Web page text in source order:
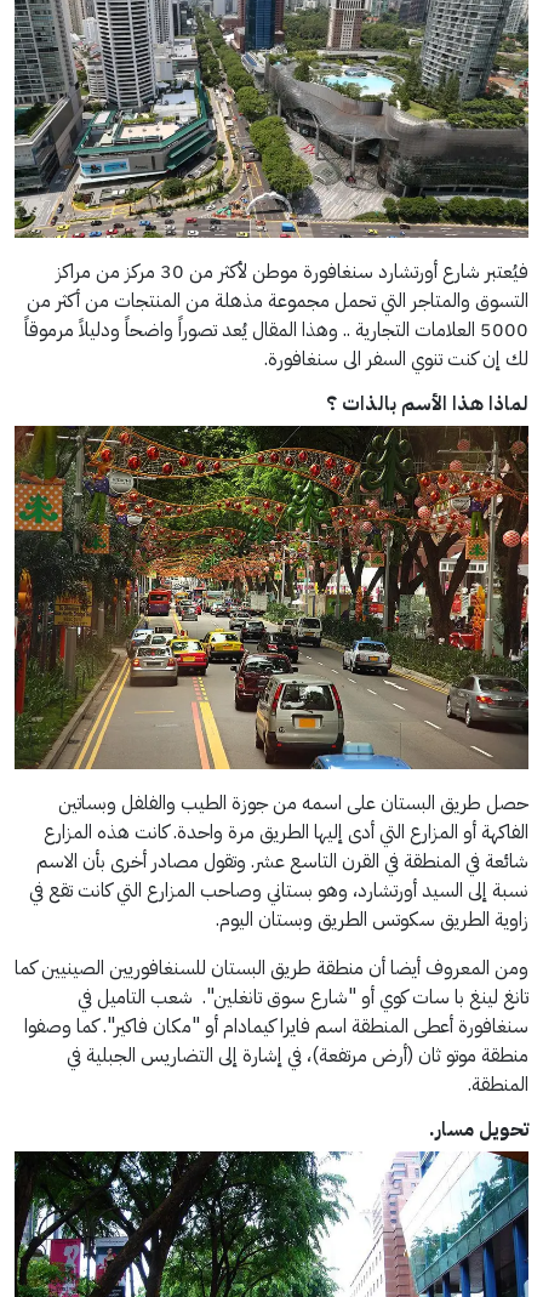
فيُعتبر شارع أورتشارد سنغافورة موطن لأكثر من 30 مركز من مراكز
التسوق والمتاجر التي تحمل مجموعة مذهلة من المنتجات من أكثر من
5000 العلامات التجارية .. وهذا المقال يُعد تصوراً واضحاً ودليلاً مرموقاً
لك إن كنت تنوي السفر الى سنغافورة.
لماذا هذا الأسم بالذات ؟
حصل طريق البستان على اسمه من جوزة الطيب والفلفل وبساتين
الفاكهة أو المزارع التي أدى إليها الطريق مرة واحدة. كانت هذه المزارع
شائعة في المنطقة في القرن التاسع عشر. وتقول مصادر أخرى بأن الاسم
نسبة إلى السيد أورتشارد، وهو بستاني وصاحب المزارع التي كانت تقع في
زاوية الطريق سكوتس الطريق وبستان اليوم.
ومن المعروف أيضا أن منطقة طريق البستان للسنغافوريين الصينيين كما
تانغ لينغ با سات كوي أو "شارع سوق تانغلين". شعب التاميل في
سنغافورة أعطى المنطقة اسم فايرا كيمادام أو "مكان فاكير". كما وصفوا
منطقة موتو ثان (أرض مرتفعة)، في إشارة إلى التضاريس الجبلية في
المنطقة.
تحويل مسار.